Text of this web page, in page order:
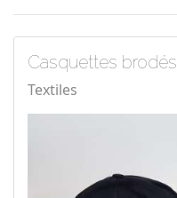
Casquettes brodés
Textiles